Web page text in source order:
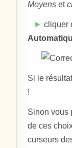
Moyens et
► cliquer
Si le
!
Sinon vous
de ces
curseurs